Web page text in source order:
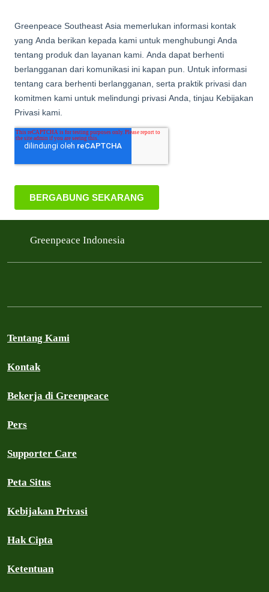
Greenpeace Indonesia
Tentang Kami
Kontak
Bekerja di Greenpeace
Pers
Supporter Care
Peta Situs
Kebijakan Privasi
Hak Cipta
Ketentuan